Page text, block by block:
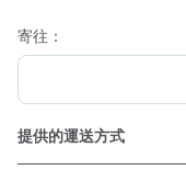
寄往：
提供的運送方式